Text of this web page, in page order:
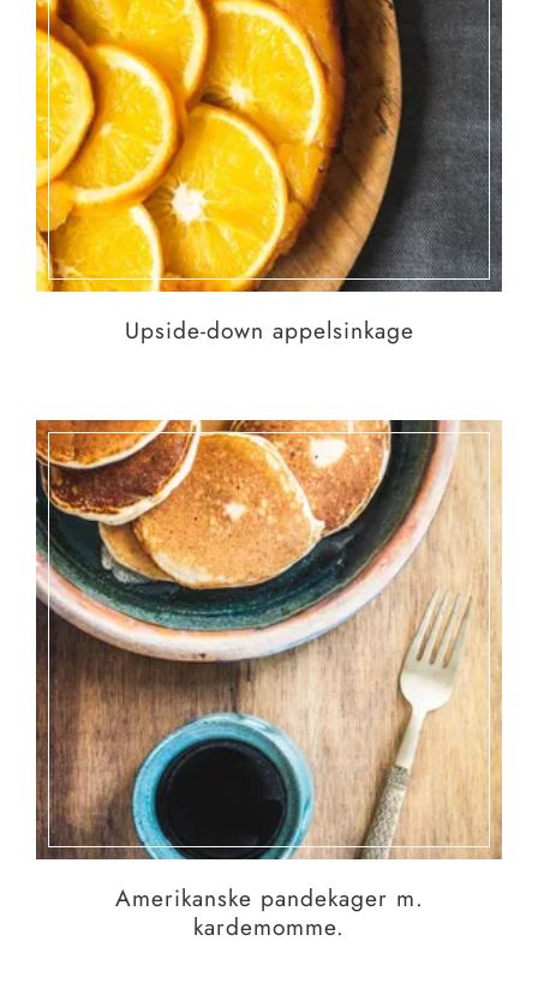
Upside-down appelsinkage
Amerikanske pandekager m.
kardemomme.